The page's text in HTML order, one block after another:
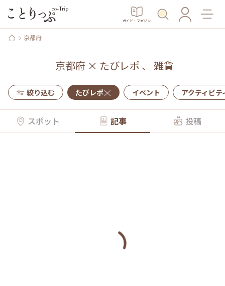
ガイド・マガジン
京都府
京都府 × たびレポ 、 雑貨
絞り込む たびレポ イベント アクティビテ
スポット 記事 投稿